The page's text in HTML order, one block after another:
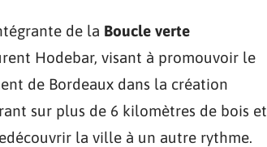
de la Boucle verte
Hodebar, visant à promouvoir le
de Bordeaux dans la création
sur plus de 6 kilomètres de bois et
la ville à un autre rythme.